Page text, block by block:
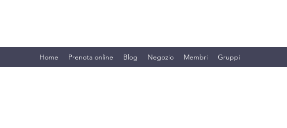
Home Prenota online Blog Negozio Membri Gruppi